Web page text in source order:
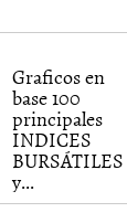
Graficos en
base 100
principales
INDICES
BURSÁTILES
y...